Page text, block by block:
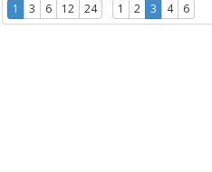
1 3 6 12 24 1 2 3 4 6